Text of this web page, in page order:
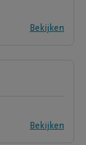
Bekijken
Bekijken